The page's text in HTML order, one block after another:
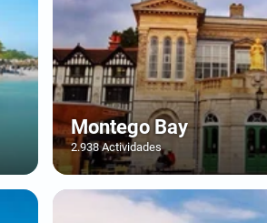
Montego Bay
2.938 Actividades